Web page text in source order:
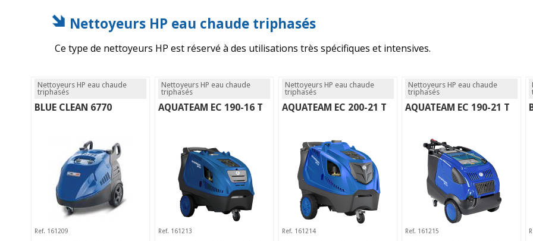
Nettoyeurs HP eau chaude triphasés
Ce type de nettoyeurs HP est réservé à des utilisations très spécifiques et intensives.
Nettoyeurs HP eau chaude
triphasés
BLUE CLEAN 6770
Ref. 161209
Nettoyeurs HP eau chaude
triphasés
AQUATEAM EC 190-16 T
Ref. 161213
Nettoyeurs HP eau chaude
triphasés
AQUATEAM EC 200-21 T
Ref. 161214
Nettoyeurs HP eau chaude
triphasés
AQUATEAM EC 190-21 T
Ref. 161215